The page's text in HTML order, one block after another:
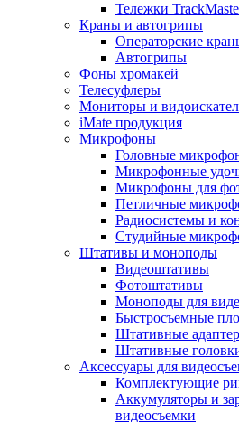
Тележки
Краны и автогрипы
Операторские
Автогрипы
Фоны хромакей
Телесуфлеры
Мониторы и
iMate продукция
Микрофоны
Головные
Микрофонные
Микрофоны для
Петличные
Радиосистемы и
Студийные
Штативы и моноподы
Видеоштативы
Фотоштативы
Моноподы для
Быстросъемные
Штативные
Штативные
Аксессуары для
Комплектующие
Аккумуляторы и
видеосъемки